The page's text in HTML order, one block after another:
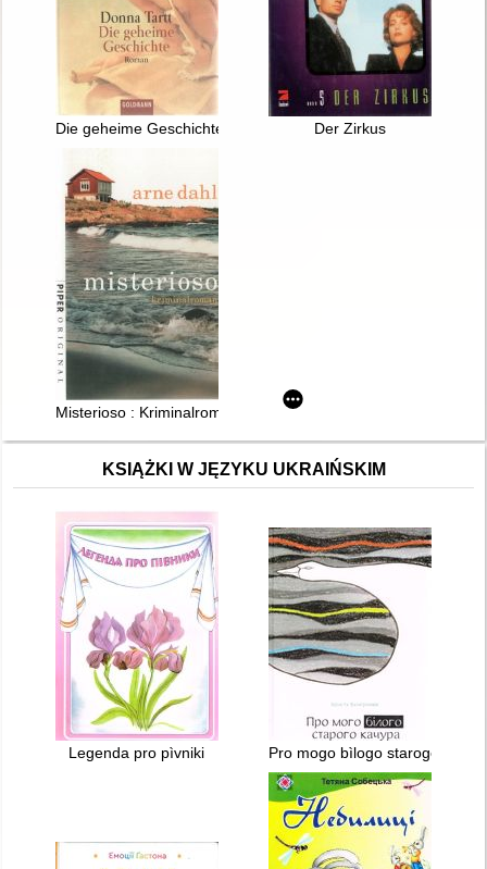
Die geheime Geschichte Der Zirkus
Misterioso : Kriminalroman
KSIĄŻKI W JĘZYKU UKRAIŃSKIM
Legenda pro pìvniki Pro mogo bìlogo starogo